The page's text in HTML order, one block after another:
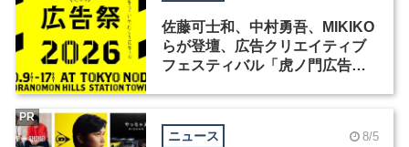
佐藤可士和、中村勇吾、MIKIKO
らが登壇、広告クリエイティブ
フェスティバル「虎ノ門広告
ニュース 8/5
PR